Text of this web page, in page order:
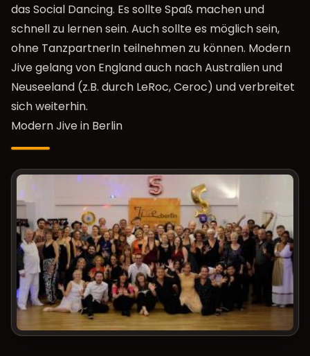
das Social Dancing. Es sollte Spaß machen und
schnell zu lernen sein. Auch sollte es möglich sein,
ohne TanzpartnerIn teilnehmen zu können. Modern
Jive gelang von England auch nach Australien und
Neuseeland (z.B. durch LeRoc, Ceroc) und verbreitet
sich weiterhin.
Modern Jive in Berlin